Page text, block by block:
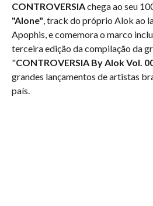
CONTROVERSIAchega ao seu 1
"Alone", track do próprio Alok ao
Apophis, e comemora o marco
terceira edição da compilação da
"CONTROVERSIA By AlokVol.
grandes lançamentos de artistas
país.